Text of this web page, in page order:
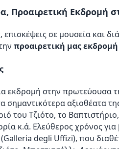
Προαιρετική Εκδρομή
σε μουσεία και
προαιρετική μας
εκδρομή στην πρωτεύουσα
σημαντικότερα αξιοθέατα
του Τζιότο, το
κ.ά. Ελεύθερος χρόνος
degli Uffizi), που